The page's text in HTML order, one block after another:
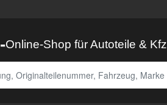
-Online-Shop für Autoteile &